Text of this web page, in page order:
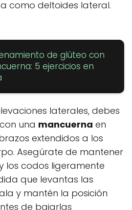
como deltoides lateral.
de glúteo con
5 ejercicios en
laterales, debes
una mancuerna en
extendidos a los
Asegúrate de mantener
los codos ligeramente
que levantas las
y mantén la posición
de bajarlas